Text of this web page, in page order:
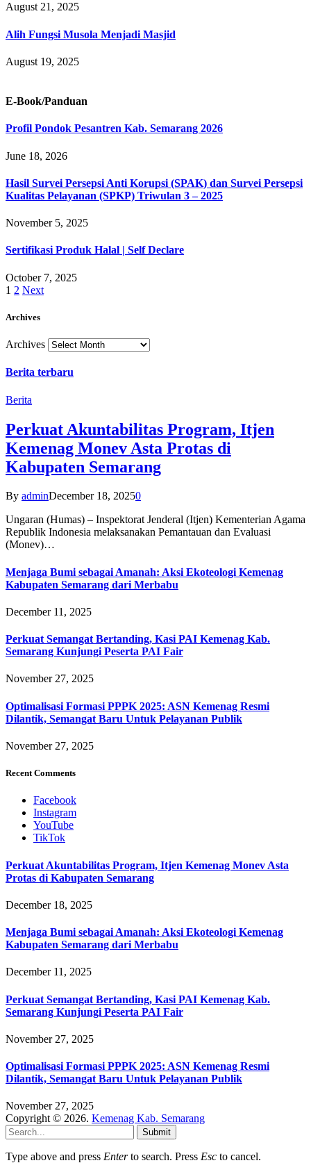
August 21, 2025
Alih Fungsi Musola Menjadi Masjid
August 19, 2025
E-Book/Panduan
Profil Pondok Pesantren Kab. Semarang 2026
June 18, 2026
Hasil Survei Persepsi Anti Korupsi (SPAK) dan Survei Persepsi
Kualitas Pelayanan (SPKP) Triwulan 3 – 2025
November 5, 2025
Sertifikasi Produk Halal | Self Declare
October 7, 2025
1 2 Next
Archives
Archives
Berita terbaru
Berita
Perkuat Akuntabilitas Program, Itjen
Kemenag Monev Asta Protas di
Kabupaten Semarang
By adminDecember 18, 20250
Ungaran (Humas) – Inspektorat Jenderal (Itjen) Kementerian Agama
Republik Indonesia melaksanakan Pemantauan dan Evaluasi
(Monev)…
Menjaga Bumi sebagai Amanah: Aksi Ekoteologi Kemenag
Kabupaten Semarang dari Merbabu
December 11, 2025
Perkuat Semangat Bertanding, Kasi PAI Kemenag Kab.
Semarang Kunjungi Peserta PAI Fair
November 27, 2025
Optimalisasi Formasi PPPK 2025: ASN Kemenag Resmi
Dilantik, Semangat Baru Untuk Pelayanan Publik
November 27, 2025
Recent Comments
Facebook
Instagram
YouTube
TikTok
Perkuat Akuntabilitas Program, Itjen Kemenag Monev Asta
Protas di Kabupaten Semarang
December 18, 2025
Menjaga Bumi sebagai Amanah: Aksi Ekoteologi Kemenag
Kabupaten Semarang dari Merbabu
December 11, 2025
Perkuat Semangat Bertanding, Kasi PAI Kemenag Kab.
Semarang Kunjungi Peserta PAI Fair
November 27, 2025
Optimalisasi Formasi PPPK 2025: ASN Kemenag Resmi
Dilantik, Semangat Baru Untuk Pelayanan Publik
November 27, 2025
Copyright © 2026. Kemenag Kab. Semarang
Submit
Type above and press Enterto search. Press Esc to cancel.